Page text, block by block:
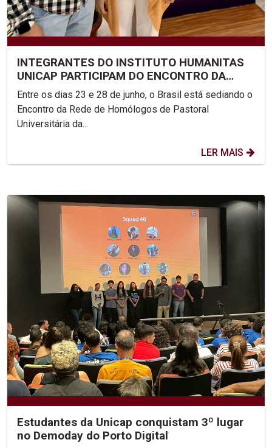
INTEGRANTES DO INSTITUTO HUMANITAS
UNICAP PARTICIPAM DO ENCONTRO DA
REDE DE PASTORAL...
Entre os dias 23 e 28 de junho, o Brasil está sediando o
Encontro da Rede de Homólogos de Pastoral
Universitária da...
LER MAIS
Estudantes da Unicap conquistam 3º lugar
no Demoday do Porto Digital